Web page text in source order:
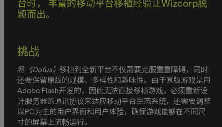
台时， 丰富的移动平台移植经验让Wizcorp脱
颖而出。
挑战
将《Dofus》 移植到全新平台不仅需要克服重重障碍，同时
还要保留原版的规模、多样性和趣味性。由于原版游戏是用
Adobe Flash开发的，因此无法直接移植游戏，必须重新设
计服务器的通讯协议来适应移动平台生态系统，还需要调整
以PC为主的用户界面和用户体验，确保游戏能够在不同尺
寸的屏幕上流畅运行。